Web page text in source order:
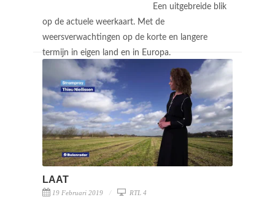
Een uitgebreide blik
op de actuele weerkaart. Met de
weersverwachtingen op de korte en langere
termijn in eigen land en in Europa.
LAAT
19 Februari 2019 RTL 4